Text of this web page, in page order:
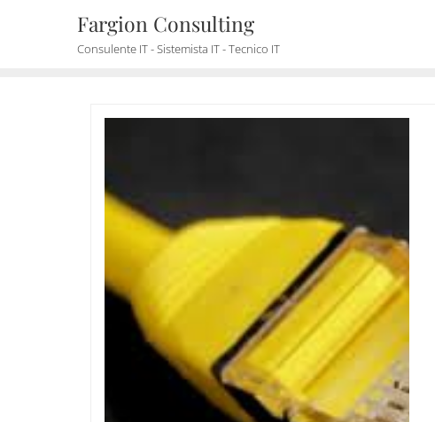
Fargion Consulting
Consulente IT - Sistemista IT - Tecnico IT